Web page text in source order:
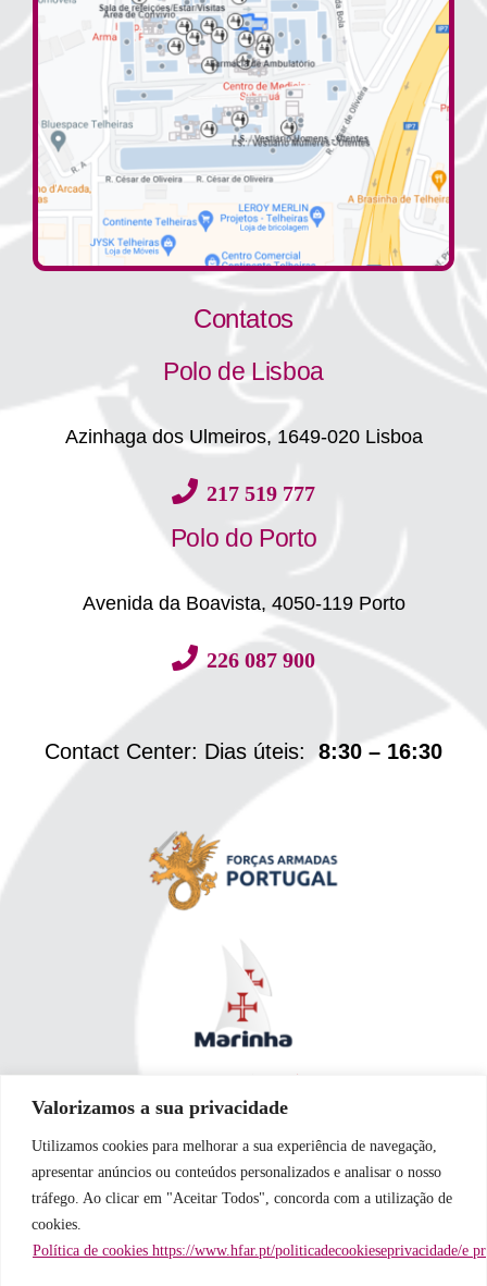
Valorizamos a sua privacidade
Utilizamos cookies para melhorar a sua experiência de navegação,
apresentar anúncios ou conteúdos personalizados e analisar o nosso
tráfego. Ao clicar em "Aceitar Todos", concorda com a utilização de
cookies.
Política de cookies https://www.hfar.pt/politicadecookieseprivacidade/e
Contatos
Polo de Lisboa
Azinhaga dos Ulmeiros, 1649-020 Lisboa
217 519 777
Polo do Porto
Avenida da Boavista, 4050-119 Porto
226 087 900
Contact Center: Dias úteis: 8:30 – 16:30